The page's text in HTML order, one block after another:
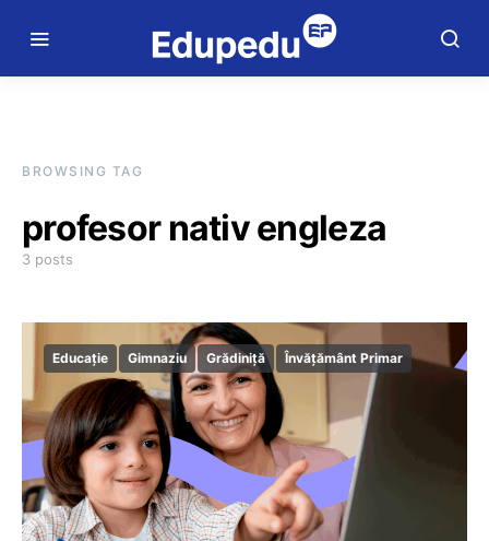
BROWSING TAG
profesor nativ engleza
3 posts
Educație Gimnaziu Grădiniță Învățământ Primar